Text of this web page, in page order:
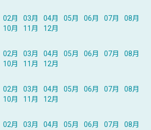
02月 03月 04月 05月 06月 07月
08月
10月 11月
12月
02月 03月 04月 05月 06月 07月
08月
10月 11月
12月
02月 03月 04月 05月 06月 07月
08月
10月 11月
12月
02月 03月 04月 05月 06月 07月
08月